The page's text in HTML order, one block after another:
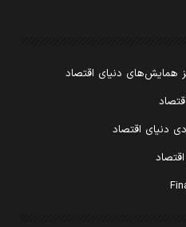
همایش‌های دنیای اقتصاد
دنیای اقتصاد